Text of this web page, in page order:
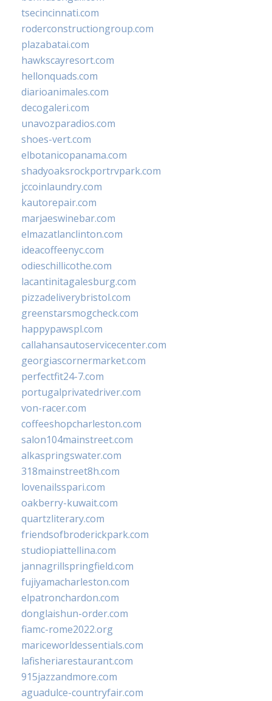
tsecincinnati.com
roderconstructiongroup.com
plazabatai.com
hawkscayresort.com
hellonquads.com
diarioanimales.com
decogaleri.com
unavozparadios.com
shoes-vert.com
elbotanicopanama.com
shadyoaksrockportrvpark.com
jccoinlaundry.com
kautorepair.com
marjaeswinebar.com
elmazatlanclinton.com
ideacoffeenyc.com
odieschillicothe.com
lacantinitagalesburg.com
pizzadeliverybristol.com
greenstarsmogcheck.com
happypawspl.com
callahansautoservicecenter.com
georgiascornermarket.com
perfectfit24-7.com
portugalprivatedriver.com
von-racer.com
coffeeshopcharleston.com
salon104mainstreet.com
alkaspringswater.com
318mainstreet8h.com
lovenailsspari.com
oakberry-kuwait.com
quartzliterary.com
friendsofbroderickpark.com
studiopiattellina.com
jannagrillspringfield.com
fujiyamacharleston.com
elpatronchardon.com
donglaishun-order.com
fiamc-rome2022.org
mariceworldessentials.com
lafisheriarestaurant.com
915jazzandmore.com
aguadulce-countryfair.com